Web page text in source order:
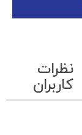
نظرات
کاربران